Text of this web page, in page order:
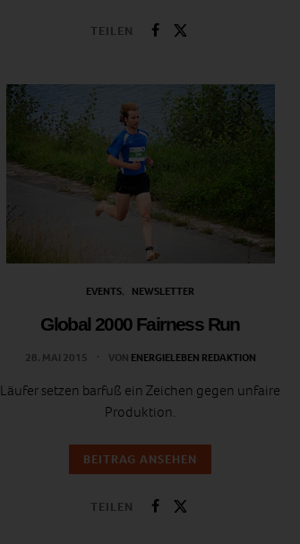
TEILEN
EVENTS NEWSLETTER
Global 2000 Fairness Run
28. MAI 2015 VON ENERGIELEBEN REDAKTION
Läufer setzen barfuß ein Zeichen gegen unfaire
Produktion.
BEITRAG ANSEHEN
TEILEN